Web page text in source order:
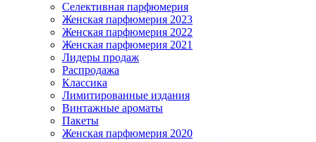
Селективная парфюмерия
Женская парфюмерия 2023
Женская парфюмерия 2022
Женская парфюмерия 2021
Лидеры продаж
Распродажа
Классика
Лимитированные издания
Винтажные ароматы
Пакеты
Женская парфюмерия 2020